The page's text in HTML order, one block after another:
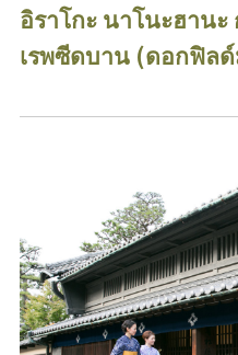
อิราโกะ นาโนะฮานะ
เรพซีดบาน (ดอกฟิล